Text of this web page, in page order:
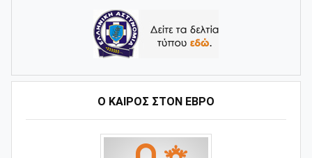
Ο ΚΑΙΡΌΣ ΣΤΟΝ ΈΒΡΟ